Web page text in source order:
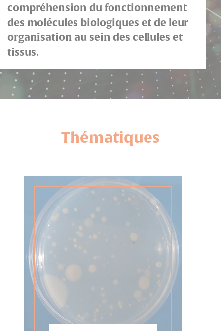
compréhension du fonctionnement
des molécules biologiques et de leur
organisation au sein des cellules et
tissus.
Thématiques